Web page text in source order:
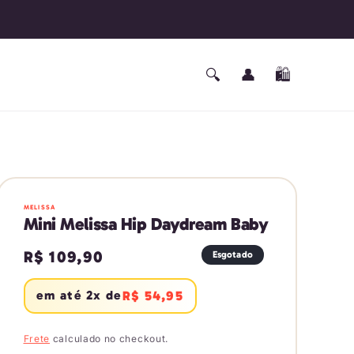
🔍 👤
login
🛍️
Carrinho
MELISSA
Mini Melissa Hip Daydream Baby
Preço
normal
R$ 109,90
em até 2x deR$ 54,95
Esgotado
Frete calculado no checkout.